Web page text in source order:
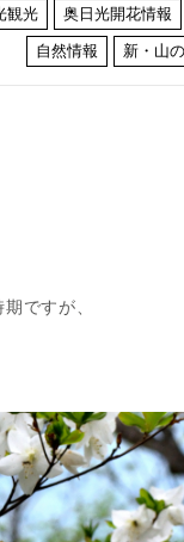
観光 奥日光開花情報
自然情報 新・山
ですが、